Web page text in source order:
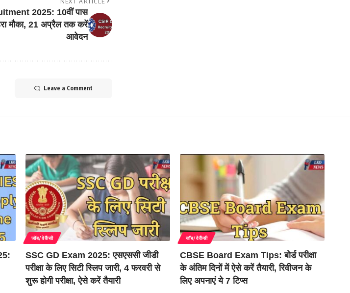
2025: 10वीं पास
मौका, 21 अप्रैल तक करें
आवेदन
Leave a Comment
जॉब/वेकैंसी
SSC GD Exam 2025: एसएससी जीडी
परीक्षा के लिए सिटी स्लिप जारी, 4 फरवरी से
शुरू होगी परीक्षा, ऐसे करें तैयारी
जॉब/वेकैंसी
CBSE Board Exam Tips: बोर्ड परीक्षा
के अंतिम दिनों में ऐसे करें तैयारी, रिवीजन के
लिए अपनाएं ये 7 टिप्स